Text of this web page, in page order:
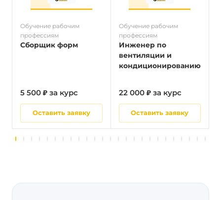
Обучение рабочим
профессиям
Сборщик форм
5 500 ₽ за курс
Оставить заявку
Обучение рабочим
профессиям
Инженер по
вентиляции и
кондиционированию
22 000 ₽ за курс
Оставить заявку